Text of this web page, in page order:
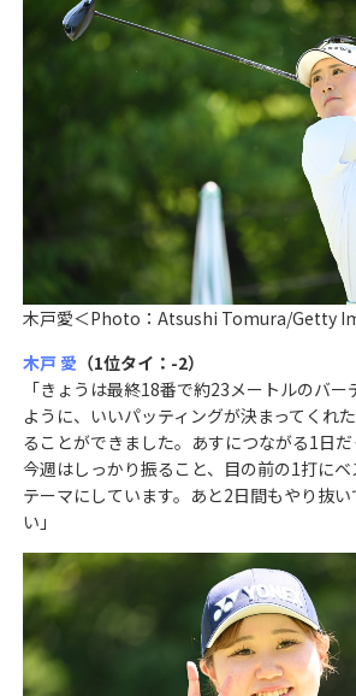
木戸愛＜Photo：Atsushi Tomura/Getty
木戸 愛 （1位タイ：-2）
「きょうは最終18番で約23メートルのバ
ように、いいパッティングが決まってくれ
ることができました。あすにつながる1日だ
今週はしっかり振ること、目の前の1打に
テーマにしています。あと2日間もやり抜
い」